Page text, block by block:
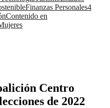
Finanzas Personales4
Contenido en
Centro
de 2022